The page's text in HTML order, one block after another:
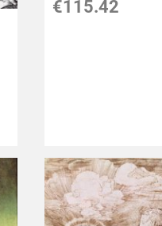
€115.42